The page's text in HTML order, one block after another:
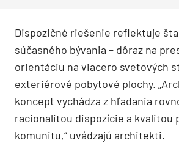
Dispozičné riešenie reflektuje
súčasného bývania – dôraz na
orientáciu na viacero svetových
exteriérové pobytové plochy.
koncept vychádza z hľadania
racionalitou dispozície a kvalitou
komunitu,“ uvádzajú architekti.